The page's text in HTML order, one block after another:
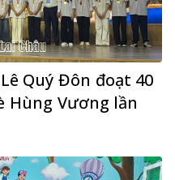
Quý Đôn đoạt 40
Hùng Vương lần